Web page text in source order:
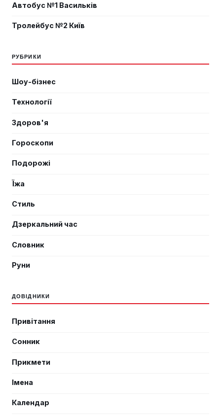
Автобус №1 Васильків
Тролейбус №2 Київ
РУБРИКИ
Шоу-бізнес
Технології
Здоров'я
Гороскопи
Подорожі
Їжа
Стиль
Дзеркальний час
Словник
Руни
ДОВІДНИКИ
Привітання
Сонник
Прикмети
Імена
Календар